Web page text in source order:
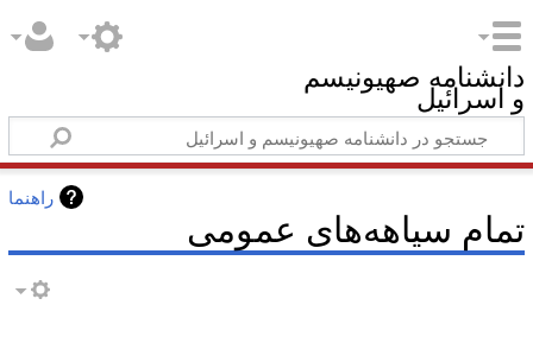
دانشنامه صهیونیسم
و اسرائیل
راهنما
تمام سیاهه‌های عمومی